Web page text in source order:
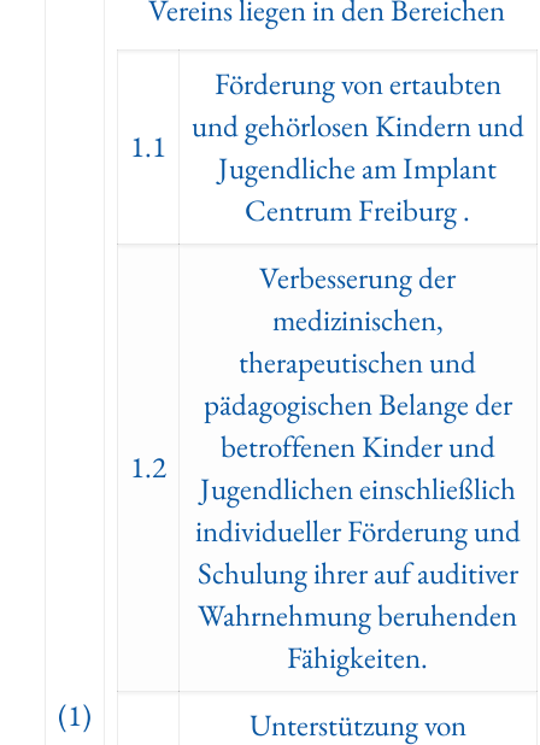
(1)
Vereins liegen in den Bereichen
1.1
Förderung von ertaubten
und gehörlosen Kindern und
Jugendliche am Implant
Centrum Freiburg .
1.2
Verbesserung der
medizinischen,
therapeutischen und
pädagogischen Belange der
betroffenen Kinder und
Jugendlichen einschließlich
individueller Förderung und
Schulung ihrer auf auditiver
Wahrnehmung beruhenden
Fähigkeiten.
Unterstützung von